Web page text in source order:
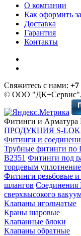
О компании
Как оформить
Доставка
Гарантия
Контакты
Свяжитесь с нами: +7
© ООО "ДК+Сервис",
Фитинги и
ПРОДУКЦИЯ S-LOK
Фитинги и
Трубные фитинги по
B2351 Фитинги под
торцевым
Фитинги резьбовые
шлангов Соединения
сверхвысокого
Клапаны игольчатые
Краны шаровые
Клапанные блоки
Клапаны обратные